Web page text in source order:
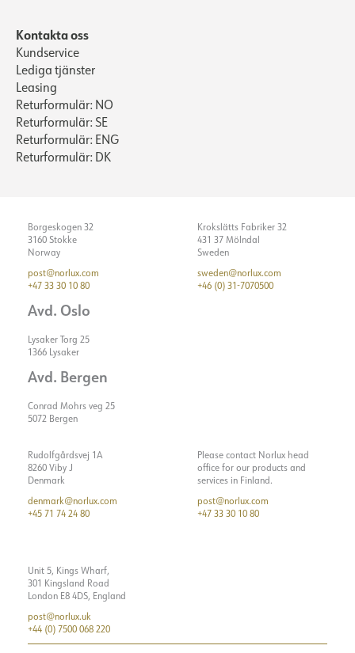
Kontakta oss
Kundservice
Lediga tjänster
Leasing
Returformulär: NO
Returformulär: SE
Returformulär: ENG
Returformulär: DK
Borgeskogen 32
3160 Stokke
Norway
post@norlux.com
+47 33 30 10 80
Avd. Oslo
Lysaker Torg 25
1366 Lysaker
Avd. Bergen
Conrad Mohrs veg 25
5072 Bergen
Krokslätts Fabriker 32
431 37 Mölndal
Sweden
sweden@norlux.com
+46 (0) 31-7070500
Rudolfgårdsvej 1A
8260 Viby J
Denmark
denmark@norlux.com
+45 71 74 24 80
Please contact Norlux head
office for our products and
services in Finland.
post@norlux.com
+47 33 30 10 80
Unit 5, Kings Wharf,
301 Kingsland Road
London E8 4DS, England
post@norlux.uk
+44 (0) 7500 068 220